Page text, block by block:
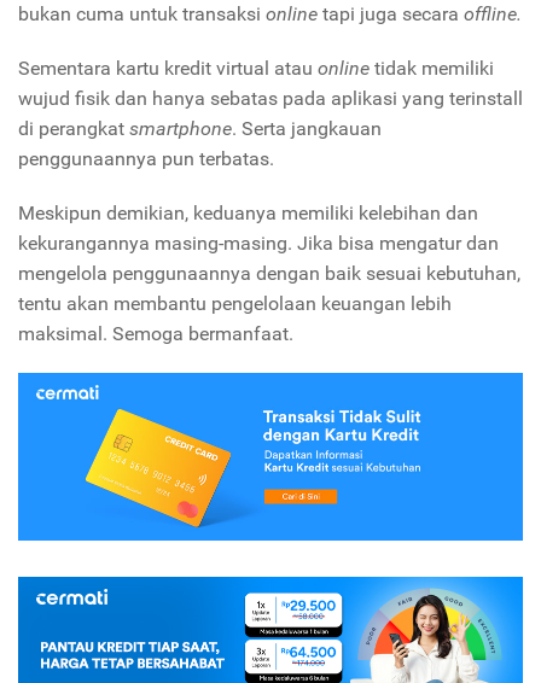
bukan cuma untuk transaksi online tapi juga secara offline.
Sementara kartu kredit virtual atau online tidak memiliki
wujud fisik dan hanya sebatas pada aplikasi yang terinstall
di perangkat smartphone. Serta jangkauan
penggunaannya pun terbatas.
Meskipun demikian, keduanya memiliki kelebihan dan
kekurangannya masing-masing. Jika bisa mengatur dan
mengelola penggunaannya dengan baik sesuai kebutuhan,
tentu akan membantu pengelolaan keuangan lebih
maksimal. Semoga bermanfaat.